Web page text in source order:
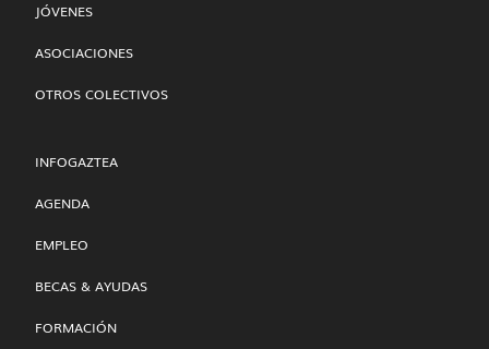
JÓVENES
ASOCIACIONES
OTROS COLECTIVOS
INFOGAZTEA
AGENDA
EMPLEO
BECAS & AYUDAS
FORMACIÓN